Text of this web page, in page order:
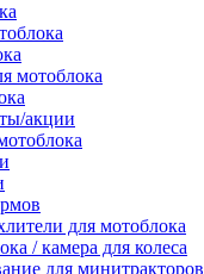
мотоблока
акции
для мотоблока
/ камера для колеса
для минитракторов